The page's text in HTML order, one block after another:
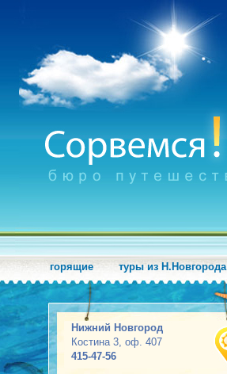
горящие туры из Н.Новгорода
Нижний Новгород
Костина 3, оф. 407
415-47-56